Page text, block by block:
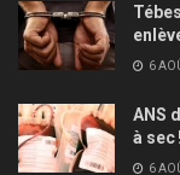
6
ANS
à sec !
6